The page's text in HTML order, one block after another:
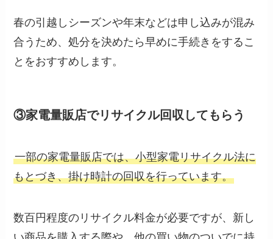
春の引越しシーズンや年末などは申し込みが混み
合うため、処分を決めたら早めに手続きをするこ
とをおすすめします。
③家電量販店でリサイクル回収してもらう
一部の家電量販店では、小型家電リサイクル法に
もとづき、掛け時計の回収を行っています。
数百円程度のリサイクル料金が必要ですが、新し